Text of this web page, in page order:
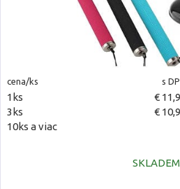
cena/ks s
1ks €
3ks
€
10ks a viac
SKLADEM